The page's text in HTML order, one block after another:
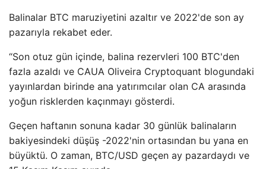
Balinalar BTC maruziyetini azaltır ve 2022'de son ay
pazarıyla rekabet eder.
“Son otuz gün içinde, balina rezervleri 100 BTC'den
fazla azaldı ve CAUA Oliveira Cryptoquant blogundaki
yayınlardan birinde ana yatırımcılar olan CA arasında
yoğun risklerden kaçınmayı gösterdi.
Geçen haftanın sonuna kadar 30 günlük balinaların
bakiyesindeki düşüş -2022'nin ortasından bu yana en
büyüktü. O zaman, BTC/USD geçen ay pazardaydı ve